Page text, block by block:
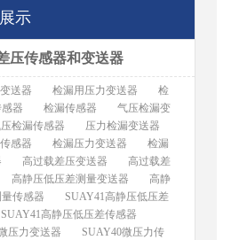
示
压传感器和变送器
送器 检漏用压力变送器
检
器
检漏传感器
气压检漏变
检漏传感器
压力检漏变送器
感器
检漏压力变送器
检漏
高过载差压变送器
高过载差
高静压低压差测量变送器
高静
传感器
SUAY41高静压低压差
SUAY41高静压低压差传感器
压力变送器
SUAY40微压力传